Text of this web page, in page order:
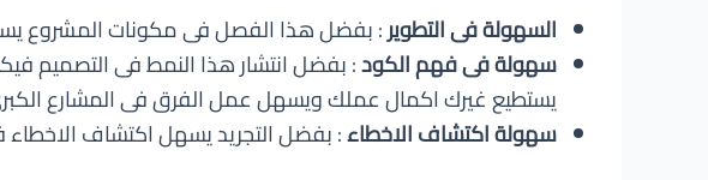
السهولة فى التطوير: بفضل هذا الفصل فى مكونات المشروع يسهل
سهولة فى فهم الكود: بفضل انتشار هذا النمط فى التصميم
يستطيع غيرك اكمال عملك ويسهل عمل الفرق فى المشارع
سهولة اكتشاف الاخطاء: بفضل التجريد يسهل اكتشاف